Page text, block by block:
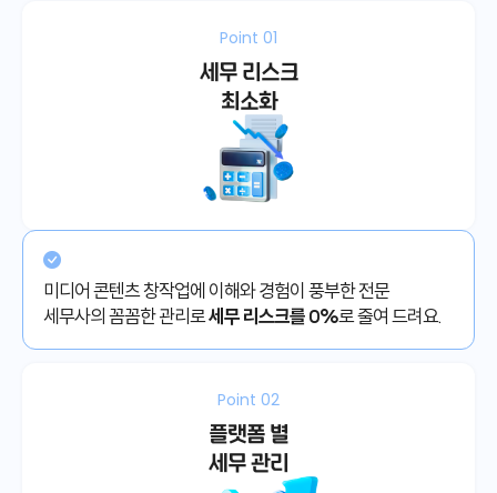
Point 01
세무 리스크
최소화
미디어 콘텐츠 창작업에 이해와 경험이 풍부한 전문
세무사의 꼼꼼한 관리로세무 리스크를 0%로 줄여 드려요.
Point 02
플랫폼 별
세무 관리